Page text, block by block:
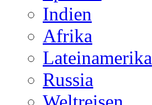
Indien
Afrika
Lateinamerika
Russia